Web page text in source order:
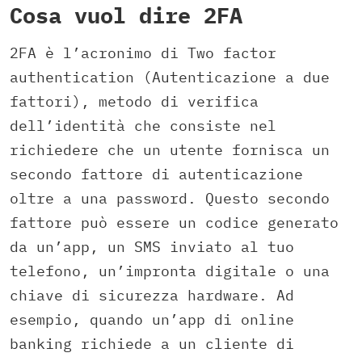
Cosa vuol dire 2FA
2FA è l’acronimo di Two factor
authentication (Autenticazione a due
fattori), metodo di verifica
dell’identità che consiste nel
richiedere che un utente fornisca un
secondo fattore di autenticazione
oltre a una password. Questo secondo
fattore può essere un codice generato
da un’app, un SMS inviato al tuo
telefono, un’impronta digitale o una
chiave di sicurezza hardware. Ad
esempio, quando un’app di online
banking richiede a un cliente di